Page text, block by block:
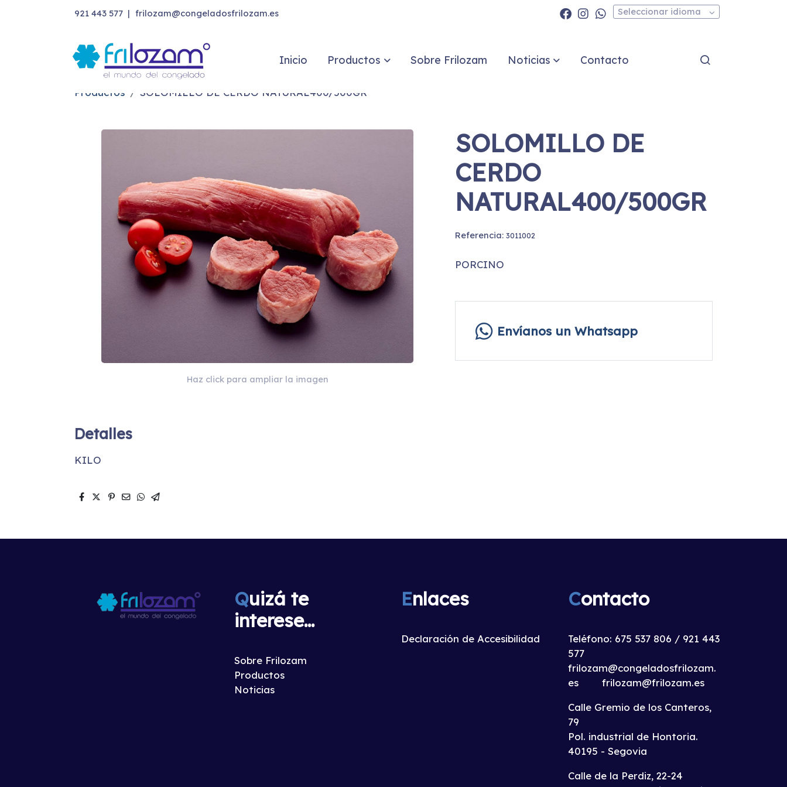
921 443 577 | frilozam@congeladosfrilozam.es Seleccionar idioma
Inicio Productos Sobre Frilozam Noticias Contacto
Productos SOLOMILLO DE CERDO NATURAL400/500GR
Haz click para ampliar la imagen
Detalles
KILO
SOLOMILLO DE
CERDO
NATURAL400/500GR
Referencia:3011002
PORCINO
Envíanos un Whatsapp
Quizá te
interese...
Sobre Frilozam
Productos
Noticias
Enlaces
Declaración de Accesibilidad
Contacto
Teléfono: 675 537 806 / 921 443
577
frilozam@congeladosfrilozam.
esfrilozam@frilozam.es
Calle Gremio de los Canteros,
79
Pol. industrial de Hontoria.
40195 - Segovia
Calle de la Perdiz, 22-24